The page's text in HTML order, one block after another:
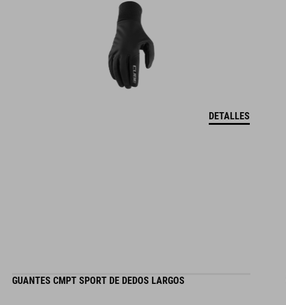
DETALLES
GUANTES CMPT SPORT DE DEDOS LARGOS